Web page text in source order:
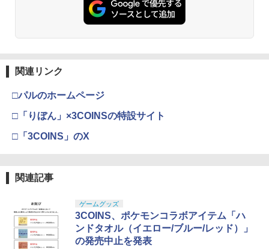
関連リンク
□パルのホームページ
□「りぼん」×3COINSの特設サイト
□「3COINS」のX
関連記事
ゲームグッズ
3COINS、ポケモンコラボアイテム「ハ
ンドタオル（イエロー/ブルー/レッド）」
の発売中止を発表